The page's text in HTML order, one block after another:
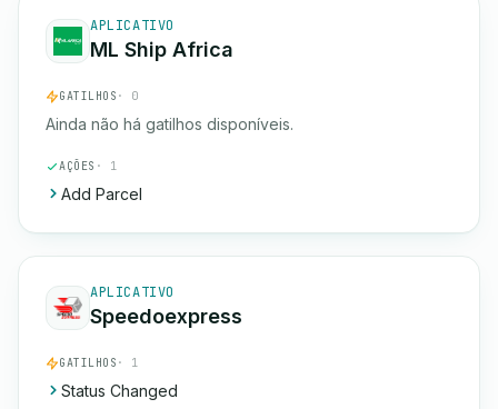
APLICATIVO
ML Ship Africa
GATILHOS · 0
Ainda não há gatilhos disponíveis.
AÇÕES · 1
Add Parcel
APLICATIVO
Speedoexpress
GATILHOS · 1
Status Changed